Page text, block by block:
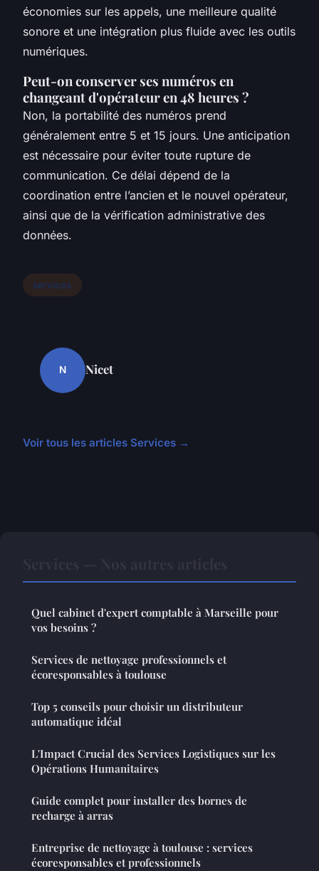
économies sur les appels, une meilleure qualité
sonore et une intégration plus fluide avec les outils
numériques.
Peut-on conserver ses numéros en
changeant d'opérateur en 48 heures ?
Non, la portabilité des numéros prend
généralement entre 5 et 15 jours. Une anticipation
est nécessaire pour éviter toute rupture de
communication. Ce délai dépend de la
coordination entre l’ancien et le nouvel opérateur,
ainsi que de la vérification administrative des
données.
services
N Nicet
Voir tous les articles Services →
Quel cabinet d'expert comptable à Marseille pour
vos besoins ?
Services de nettoyage professionnels et
écoresponsables à toulouse
Top 5 conseils pour choisir un distributeur
automatique idéal
L'Impact Crucial des Services Logistiques sur les
Opérations Humanitaires
Guide complet pour installer des bornes de
recharge à arras
Entreprise de nettoyage à toulouse : services
écoresponsables et professionnels